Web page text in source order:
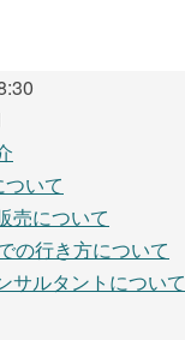
ついて
売について
の行き方について
サルタントについて